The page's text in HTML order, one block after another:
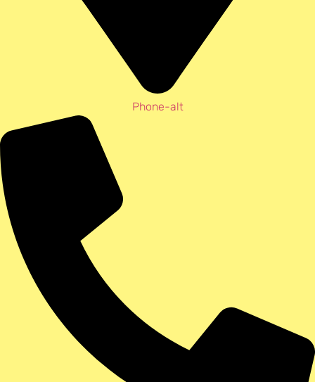
Phone-alt